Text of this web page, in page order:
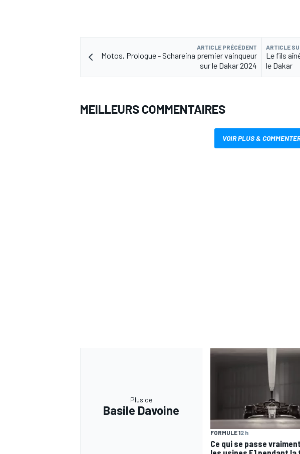
ARTICLE PRÉCÉDENT
Motos, Prologue - Schareina premier vainqueur
sur le Dakar 2024
ARTICLE
Le fils
le Dakar
MEILLEURS COMMENTAIRES
VOIR PLUS &
Plus de
Basile Davoine
FORMULE 12 h
Ce qui se passe